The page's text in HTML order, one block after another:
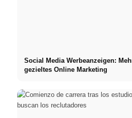
Social Media Werbeanzeigen:
gezieltes Online Marketing